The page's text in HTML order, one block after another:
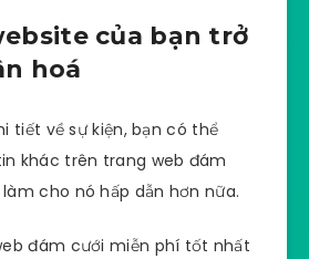
của bạn trở
hoá
tiết về sự kiện, bạn có thể
khác trên trang web đám
cho nó hấp dẫn hơn nữa.
đám cưới miễn phí tốt nhất